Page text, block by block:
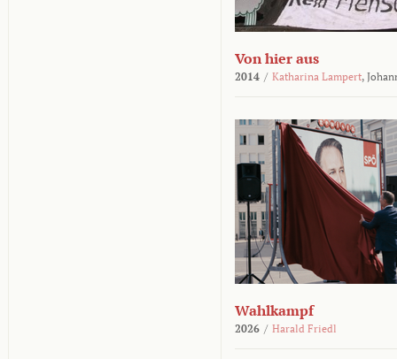
Von hier aus
2014 / Katharina Lampert,
Wahlkampf
2026 / Harald Friedl